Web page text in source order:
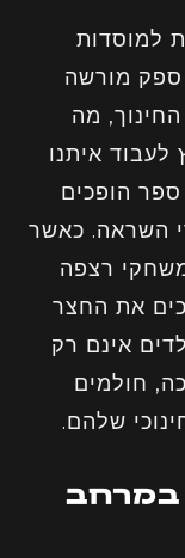
למוסדות
ספק מורשה
מה
איתנו
ספר הופכים
השראה. כאשר
רצפה
את החצר
אינם רק
חולמים
שלהם.
במרחב